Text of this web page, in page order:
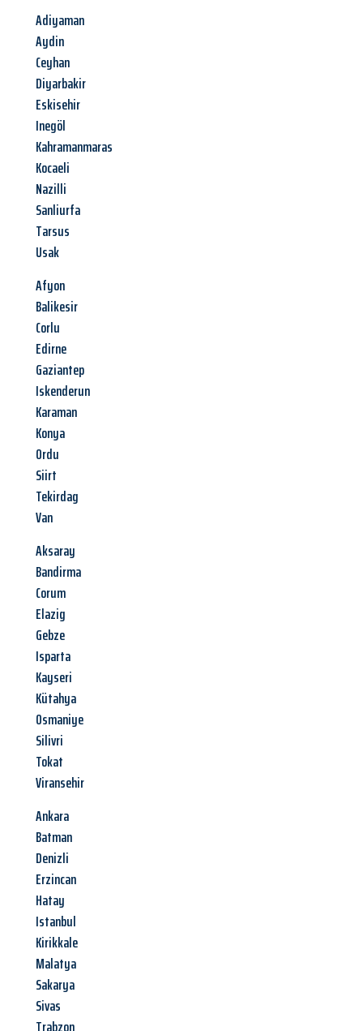
Adiyaman
Aydin
Ceyhan
Diyarbakir
Eskisehir
Inegöl
Kahramanmaras
Kocaeli
Nazilli
Sanliurfa
Tarsus
Usak
Afyon
Balikesir
Corlu
Edirne
Gaziantep
Iskenderun
Karaman
Konya
Ordu
Siirt
Tekirdag
Van
Aksaray
Bandirma
Corum
Elazig
Gebze
Isparta
Kayseri
Kütahya
Osmaniye
Silivri
Tokat
Viransehir
Ankara
Batman
Denizli
Erzincan
Hatay
Istanbul
Kirikkale
Malatya
Sakarya
Sivas